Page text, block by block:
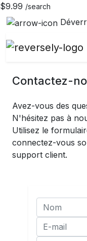
$9.99 /search
Contactez-
Avez-vous des
N'hésitez pas à
Utilisez le
connectez-vous
support client.